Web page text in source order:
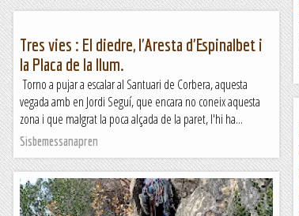
Tres vies : El diedre, l'Aresta d'Espinalbet i
la Placa de la llum.
Torno a pujar a escalar al Santuari de Corbera, aquesta
vegada amb en Jordi Seguí, que encara no coneix aquesta
zona i que malgrat la poca alçada de la paret, l'hi ha...
Sisbemessanapren